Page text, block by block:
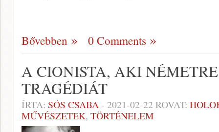
Bővebben 0 Comments
A CIONISTA, AKI
TRAGÉDIÁT
ÍRTA: SÓS CSABA- 2021-02-22 ROVAT:
MŰVÉSZETEK, TÖRTÉNELEM